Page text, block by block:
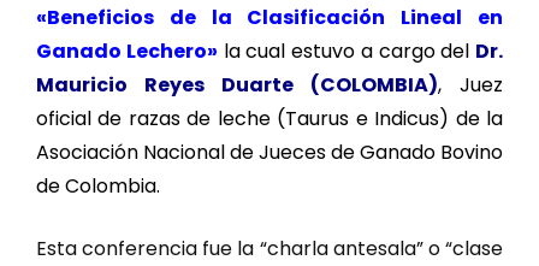
«Beneficios de la Clasificación Lineal en
Ganado Lechero» la cual estuvo a cargo del Dr.
Mauricio Reyes Duarte (COLOMBIA), Juez
oficial de razas de leche (Taurus e Indicus) de la
Asociación Nacional de Jueces de Ganado Bovino
de Colombia.
Esta conferencia fue la “charla antesala” o “clase